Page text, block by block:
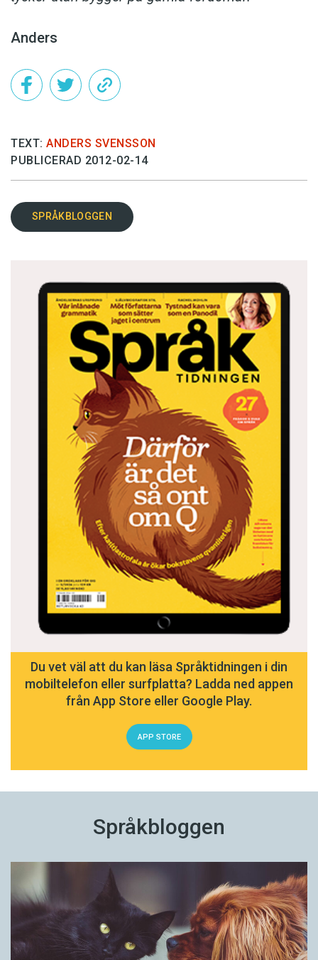
Anders
TEXT: ANDERS SVENSSON
PUBLICERAD 2012-02-14
SPRÅKBLOGGEN
Du vet väl att du kan läsa Språktidningen i din
mobiltelefon eller surfplatta? Ladda ned appen
från App Store eller Google Play.
APP STORE
Språkbloggen